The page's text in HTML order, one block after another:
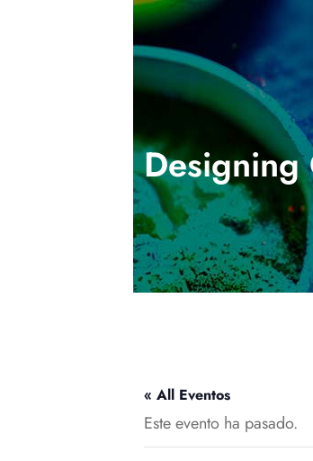
Designing
« All Eventos
Este evento ha pasado.